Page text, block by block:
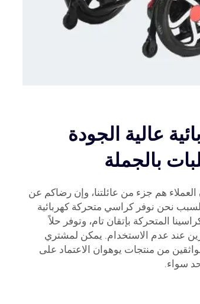
عالية الجودة
بالجملة
هم جزء من عائلتنا، وإن رضاكم عن
نحن نوفر كراسي متحركة كهربائية
المتحركة بإتقان تام، وتوفر حلاً
عند عدم الاستخدام. يمكن لمشتري
من منتجات يوهوان الاعتماد على
سواء.